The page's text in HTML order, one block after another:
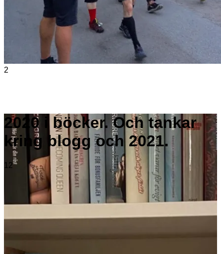
2
2020 i böcker. Och tankar
kring blogg och 2021.
12